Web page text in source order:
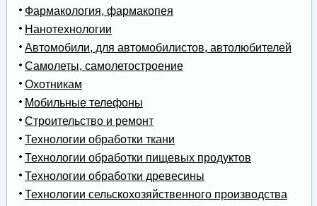
Фармакология, фармакопея
Нанотехнологии
Автомобили, для автомобилистов, автолюбителей
Самолеты, самолетостроение
Охотникам
Мобильные телефоны
Строительство и ремонт
Технологии обработки ткани
Технологии обработки пищевых продуктов
Технологии обработки древесины
Технологии сельскохозяйственного производства